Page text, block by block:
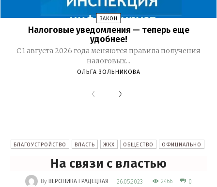
ЗАКОН
Налоговые уведомления — теперь еще
удобнее!
С 1 августа 2026 года меняются правила получения
налоговых...
ОЛЬГА ЗОЛЬНИКОВА